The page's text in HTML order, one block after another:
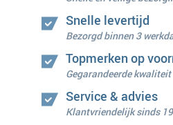
Snelle levertijd
Bezorgd binnen 3
Topmerken op
Gegarandeerde kwaliteit
Service & advies
Klantvriendelijk sinds